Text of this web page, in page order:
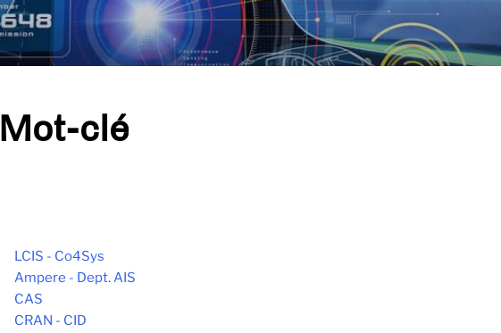
Mot-clé
LCIS - Co4Sys
Ampere - Dept. AIS
CAS
CRAN - CID